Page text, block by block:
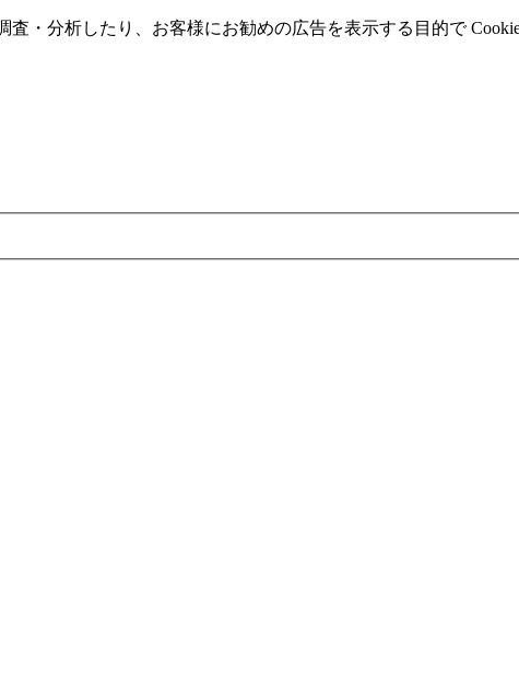
・分析したり、お客様にお勧めの広告を表⽰する⽬的で